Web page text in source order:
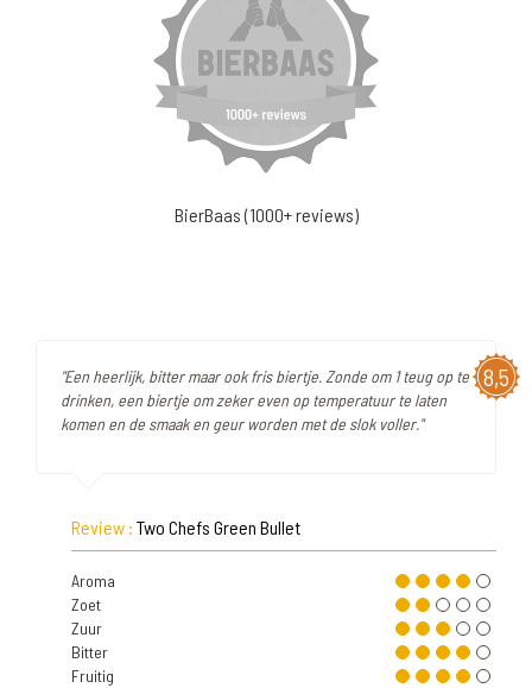
BierBaas (1000+ reviews)
8,5
"Een heerlijk, bitter maar ook fris biertje. Zonde om 1 teug op te
drinken, een biertje om zeker even op temperatuur te laten
komen en de smaak en geur worden met de slok voller."
Review : Two Chefs Green Bullet
Aroma
Zoet
Zuur
Bitter
Fruitig